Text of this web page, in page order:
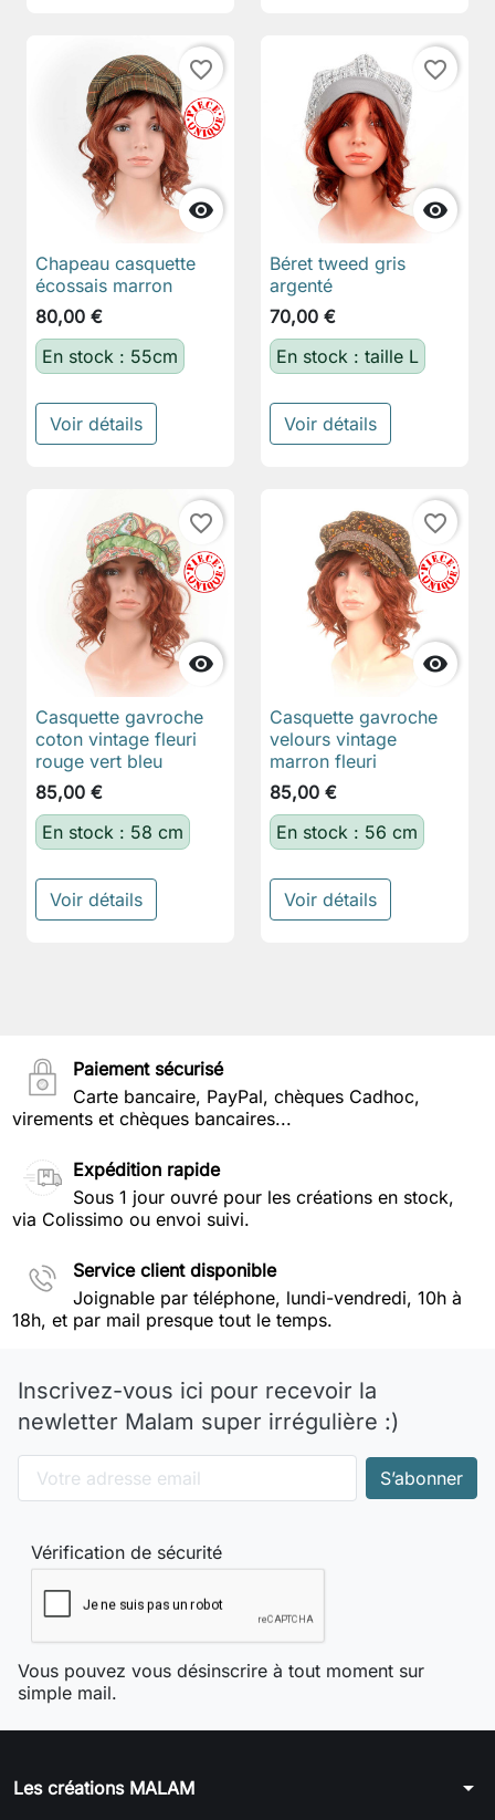

favorite_border
Chapeau casquette
écossais marron
80,00 €
En stock : 55cm
Voir détails

favorite_border
Béret tweed gris
argenté
70,00 €
En stock : taille L
Voir détails

favorite_border
Casquette gavroche
coton vintage fleuri
rouge vert bleu
85,00 €
En stock : 58 cm
Voir détails

favorite_border
Casquette gavroche
velours vintage
marron fleuri
85,00 €
En stock : 56 cm
Voir détails
Paiement sécurisé
Carte bancaire, PayPal, chèques Cadhoc,
virements et chèques bancaires...
Expédition rapide
Sous 1 jour ouvré pour les créations en stock,
via Colissimo ou envoi suivi.
Service client disponible
Joignable par téléphone, lundi-vendredi, 10h à
18h, et par mail presque tout le temps.
Inscrivez-vous ici pour recevoir la
newletter Malam super irrégulière :)
Vérification de sécurité
Vous pouvez vous désinscrire à tout moment sur
simple mail.
Les créations MALAM
arrow_drop_down